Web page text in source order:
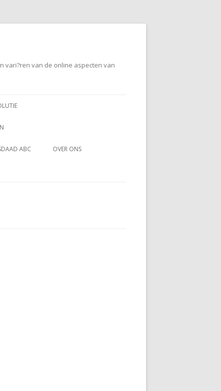
vari?ren van de online aspecten van
ABC OVER ONS